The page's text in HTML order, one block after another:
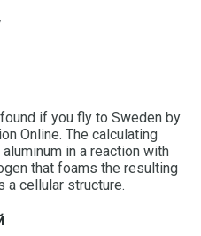
if you fly to Sweden by
Online. The calculating
in a reaction with
that foams the resulting
a cellular structure.